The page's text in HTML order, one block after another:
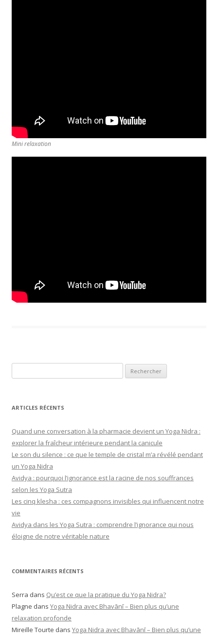
Mini relaxation
ARTICLES RÉCENTS
Quand une conversation à la pharmacie devient un Yoga Nidra :
explorer la fraîcheur intérieure pendant la canicule
Le son du silence : ce que le temple de cristal m’a révélé pendant
un Yoga Nidra
Avidya : pourquoi l’ignorance est la racine de nos souffrances
selon les Yoga Sutra
Les cinq klesha : ces compagnons invisibles qui influencent notre
vie
Avidya dans les Yoga Sutra : comprendre l’ignorance qui nous
éloigne de notre véritable nature
COMMENTAIRES RÉCENTS
Serra dans Qu’est ce que la pratique du Yoga Nidra?
Plagne dans Yoga Nidra avec Bhavānī – Bien plus qu’une
relaxation profonde
Mireille Tourte dans Yoga Nidra avec Bhavānī – Bien plus qu’une